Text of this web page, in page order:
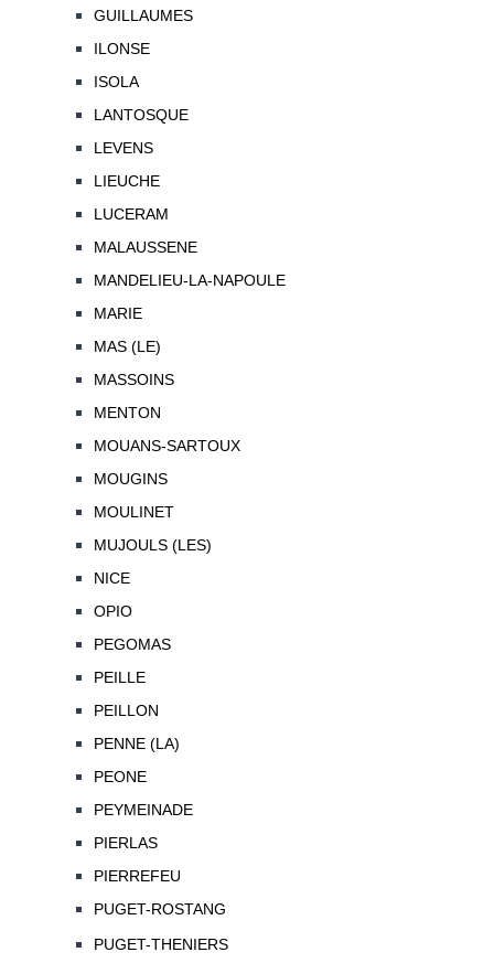
GUILLAUMES
ILONSE
ISOLA
LANTOSQUE
LEVENS
LIEUCHE
LUCERAM
MALAUSSENE
MANDELIEU-LA-NAPOULE
MARIE
MAS (LE)
MASSOINS
MENTON
MOUANS-SARTOUX
MOUGINS
MOULINET
MUJOULS (LES)
NICE
OPIO
PEGOMAS
PEILLE
PEILLON
PENNE (LA)
PEONE
PEYMEINADE
PIERLAS
PIERREFEU
PUGET-ROSTANG
PUGET-THENIERS